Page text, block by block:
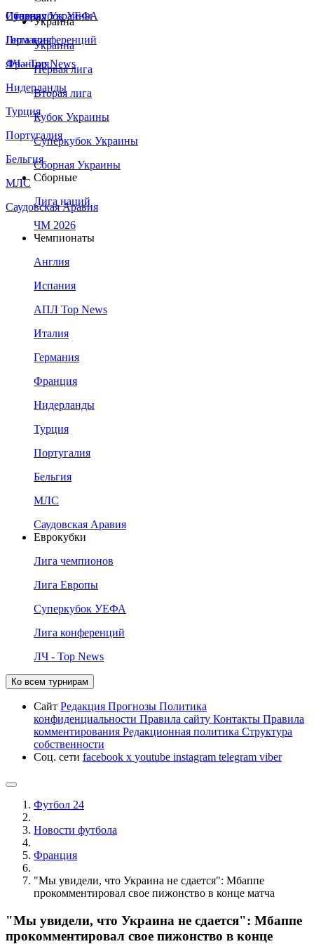
Сборная Украины
Италия
Германия
Франция
Нидерланды
Турция
Португалия
Бельгия
МЛС
Саудовская Аравия
Суперкубок УЕФА
Лига конференций
ЛЧ - Top News
Украина
Украина
Первая лига
Вторая лига
Кубок Украины
Суперкубок Украины
Сборная Украины
Сборные
Лига наций
ЧМ 2026
Чемпионаты
Англия
Испания
АПЛ Top News
Италия
Германия
Франция
Нидерланды
Турция
Португалия
Бельгия
МЛС
Саудовская Аравия
Еврокубки
Лига чемпионов
Лига Европы
Суперкубок УЕФА
Лига конференций
ЛЧ - Top News
Ко всем турнирам
Сайт Редакция Прогнозы Политика
конфиденциальности Правила сайту Контакты Правила
комментирования Редакционная политика Структура
собственности
Соц. сети facebook x youtube instagram telegram viber
Футбол 24
Новости футбола
Франция
"Мы увидели, что Украина не сдается": Мбаппе
прокомментировал свое пижонство в конце матча
"Мы увидели, что Украина не сдается": Мбаппе
прокомментировал свое пижонство в конце